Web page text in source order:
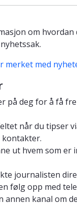
om
merket med
på deg for å få
når du tipser
ut hvem som
journalisten
følg opp med
annen kanal om